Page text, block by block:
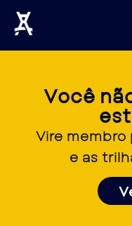
Você
Vire membro
e as